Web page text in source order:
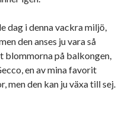
dag i denna vackra miljö,
den anses ju vara så
blommorna på balkongen,
en av mina favorit
men den kan ju växa till sej.